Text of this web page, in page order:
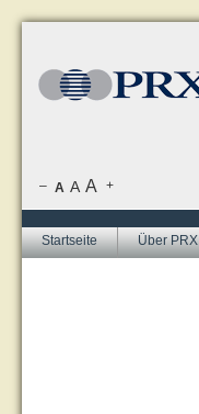
Startseite Über PRX
– A A A +